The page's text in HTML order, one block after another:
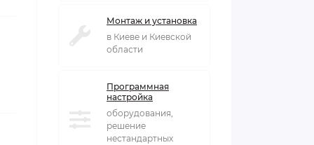
Монтаж и установка
в Киеве и Киевской
области
Программная
настройка
оборудования,
решение
нестандартных